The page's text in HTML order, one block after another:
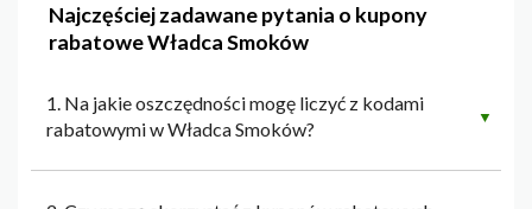
Najczęściej zadawane pytania o kupony
rabatowe Władca Smoków
1. Na jakie oszczędności mogę liczyć z kodami
rabatowymi w Władca Smoków?
▼